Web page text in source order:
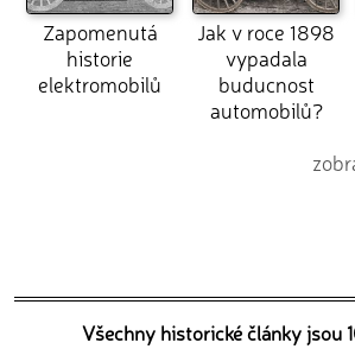
Zapomenutá
historie
elektromobilů
Jak v roce 1898
vypadala
buducnost
automobilů?
Všechny historické články jsou